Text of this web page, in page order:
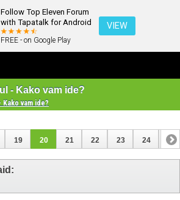
Follow Top Eleven Forum
with Tapatalk for Android
FREE - on Google Play
VIEW
- Kako vam ide?
Kako vam ide?
19 20 21 22 23 24 25